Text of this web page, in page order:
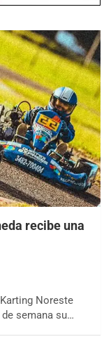
recibe una
Noreste
semana su…